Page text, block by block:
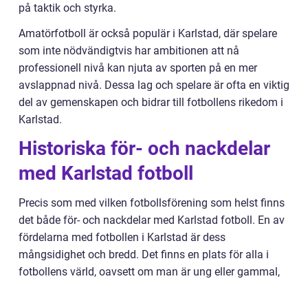
på taktik och styrka.
Amatörfotboll är också populär i Karlstad, där spelare
som inte nödvändigtvis har ambitionen att nå
professionell nivå kan njuta av sporten på en mer
avslappnad nivå. Dessa lag och spelare är ofta en viktig
del av gemenskapen och bidrar till fotbollens rikedom i
Karlstad.
Historiska för- och nackdelar
med Karlstad fotboll
Precis som med vilken fotbollsförening som helst finns
det både för- och nackdelar med Karlstad fotboll. En av
fördelarna med fotbollen i Karlstad är dess
mångsidighet och bredd. Det finns en plats för alla i
fotbollens värld, oavsett om man är ung eller gammal,